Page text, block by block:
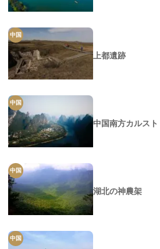
中国
上都遺跡
中国
中国南方カルスト
中国
湖北の神農架
中国